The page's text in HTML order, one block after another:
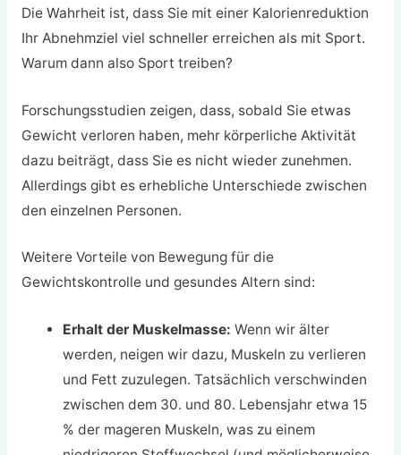
Die Wahrheit ist, dass Sie mit einer Kalorienreduktion
Ihr Abnehmziel viel schneller erreichen als mit Sport.
Warum dann also Sport treiben?
Forschungsstudien zeigen, dass, sobald Sie etwas
Gewicht verloren haben, mehr körperliche Aktivität
dazu beiträgt, dass Sie es nicht wieder zunehmen.
Allerdings gibt es erhebliche Unterschiede zwischen
den einzelnen Personen.
Weitere Vorteile von Bewegung für die
Gewichtskontrolle und gesundes Altern sind:
Erhalt der Muskelmasse: Wenn wir älter
werden, neigen wir dazu, Muskeln zu verlieren
und Fett zuzulegen. Tatsächlich verschwinden
zwischen dem 30. und 80. Lebensjahr etwa 15
% der mageren Muskeln, was zu einem